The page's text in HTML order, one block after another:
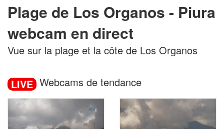
Plage de Los Organos - Piura
webcam en direct
Vue sur la plage et la côte de Los Organos
LIVE Webcams de tendance